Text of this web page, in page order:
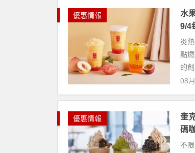
優惠情報
水
9/4
炎
點
的
08
優惠情報
奎
碼
不